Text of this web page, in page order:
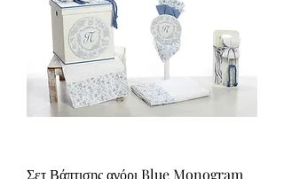
Σετ Βάπτισης αγόρι Blue Monogram